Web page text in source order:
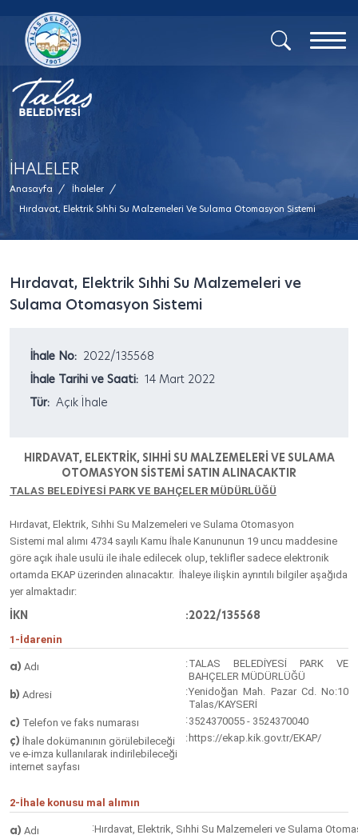
İHALELER
Anasayfa / İhaleler /
Hırdavat, Elektrik Sıhhi Su Malzemeleri Ve Sulama Otomasyon Sistemi
Hırdavat, Elektrik Sıhhi Su Malzemeleri ve
Sulama Otomasyon Sistemi
İhale No: 2022/135568
İhale Tarihi ve Saati: 14 Mart 2022
Tür: Açık İhale
HIRDAVAT, ELEKTRİK, SIHHİ SU MALZEMELERİ VE SULAMA
OTOMASYON SİSTEMİ SATIN ALINACAKTIR
TALAS BELEDİYESİ PARK VE BAHÇELER MÜDÜRLÜĞÜ
Hırdavat, Elektrik, Sıhhi Su Malzemeleri ve Sulama Otomasyon
Sistemi mal alımı 4734 sayılı Kamu İhale Kanununun 19 uncu maddesine
göre açık ihale usulü ile ihale edilecek olup, teklifler sadece elektronik
ortamda EKAP üzerinden alınacaktır. İhaleye ilişkin ayrıntılı bilgiler aşağıda
yer almaktadır:
İKN :2022/135568
1-İdarenin
a) Adı :TALAS BELEDİYESİ PARK VE
BAHÇELER MÜDÜRLÜĞÜ
b) Adresi :Yenidoğan Mah. Pazar Cd. No:10
Talas/KAYSERİ
c) Telefon ve faks numarası :3524370055 - 3524370040
ç) İhale dokümanının görülebileceği
ve e-imza kullanılarak indirilebileceği
internet sayfası
: https://ekap.kik.gov.tr/EKAP/
2-İhale konusu mal alımın
a) Adı :Hırdavat, Elektrik, Sıhhi Su Malzemeleri ve Sulama